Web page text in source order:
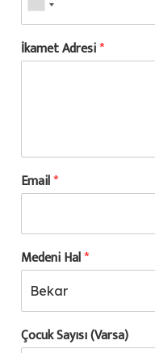
İkamet Adresi*
Email*
Medeni Hal*
Çocuk Sayısı (Varsa)